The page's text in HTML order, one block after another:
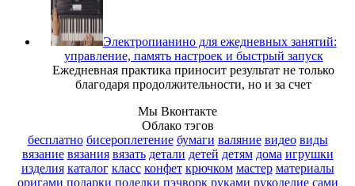
Электропианино для ежедневных занятий:
управление, память настроек и быстрый запуск
Ежедневная практика приносит результат не только
благодаря продолжительности, но и за счет
Мы Вконтакте
Облако тэгов
бесплатно бисероплетение бумаги валяние видео виды
вязание вязания вязать детали детей детям дома игрушки
изделия каталог класс конфет крючком мастер материалы
оригами подарки поделки пэчворк руками рукоделие сами